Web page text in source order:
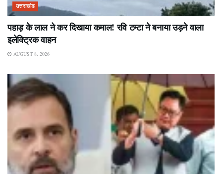
उत्तराखंड
पहाड़ के लाल ने कर दिखाया कमाल! रवि टम्टा ने बनाया उड़ने वाला
इलेक्ट्रिक वाहन
AUGUST 8, 2026